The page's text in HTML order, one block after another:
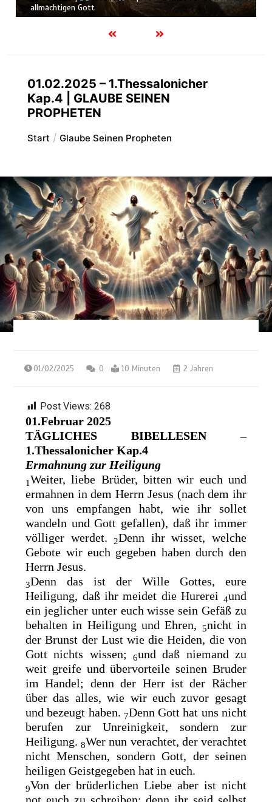
allmächtigen Gott
01.02.2025 – 1.Thessalonicher
Kap.4 | GLAUBE SEINEN
PROPHETEN
Start Glaube Seinen Propheten
01/02/2025 0 10 Minuten 2 Jahren
Post Views: 268
01.Februar 2025
TÄGLICHES BIBELLESEN –
1.Thessalonicher Kap.4
Ermahnung zur Heiligung
1Weiter, liebe Brüder, bitten wir euch und
ermahnen in dem Herrn Jesus (nach dem ihr
von uns empfangen habt, wie ihr sollet
wandeln und Gott gefallen), daß ihr immer
völliger werdet.
2Denn ihr wisset, welche
Gebote wir euch gegeben haben durch den
Herrn Jesus.
3Denn das ist der Wille Gottes, eure
Heiligung, daß ihr meidet die Hurerei 4und
ein jeglicher unter euch wisse seinGefäß zu
behalten in Heiligung und Ehren,
5nicht in
der Brunst der Lust wie die Heiden, die von
Gott nichts wissen;
6und daß niemand zu
weit greife und übervorteile seinen Bruder
im Handel; denn der Herr ist der Rächer
über das alles, wie wir euch zuvor gesagt
und bezeugt haben. 7Denn Gott hat uns nicht
berufen zur Unreinigkeit, sondern zur
Heiligung. 8Wer nun verachtet, der verachtet
nicht Menschen, sondern Gott, der seinen
heiligen Geistgegeben hat in euch.
9Von derbrüderlichen Liebe aber ist nicht